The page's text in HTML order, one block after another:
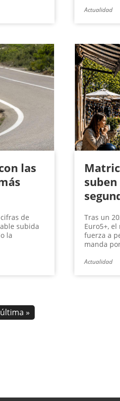
Actualidad
las
de
subida
la
suben
Tras un
Euro5+,
fuerza a
manda
Actualidad
última »